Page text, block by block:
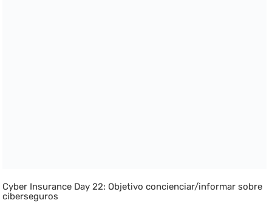
Cyber Insurance Day 22: Objetivo concienciar/informar sobre
ciberseguros